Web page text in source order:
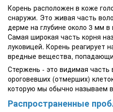
Корень расположен в коже
снаружи. Это живая часть
дерме на глубине около 3 мм
Самая широкая часть корня
луковицей. Корень реагирует
вредные вещества,
Стержень - это видимая часть
ороговевших (отмерших)
которую мы обычно называем
Распространенные